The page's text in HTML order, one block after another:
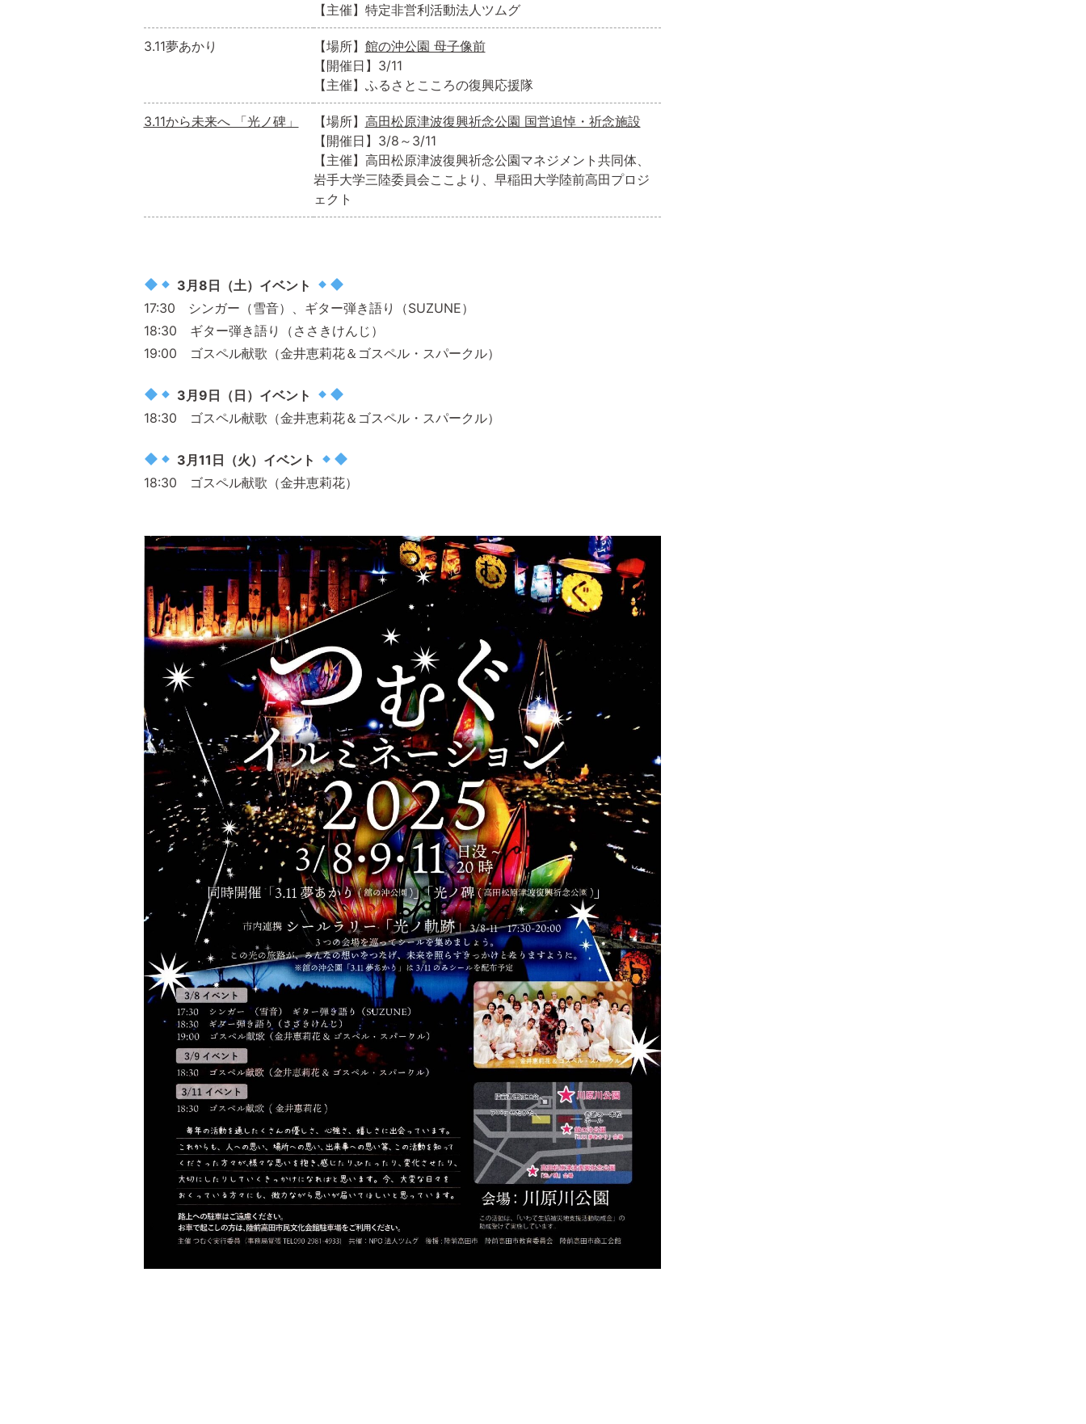
【主催】特定非営利活動法人ツムグ
3.11夢あかり 【場所】 館の沖公園 母子像前
【開催日】3/11
【主催】ふるさとこころの復興応援隊
3.11から未来へ 「光ノ碑」 【場所】 高田松原津波復興祈念公園 国営追悼・祈念施設
【開催日】3/8～3/11
【主催】高田松原津波復興祈念公園マネジメント共同体、
岩手大学三陸委員会ここより、早稲田大学陸前高田プロジ
ェクト
3月8日（土）イベント
17:30 シンガー（雪音）、ギター弾き語り（SUZUNE）
18:30 ギター弾き語り（ささきけんじ）
19:00 ゴスペル献歌（金井恵莉花＆ゴスペル・スパークル）
3月9日（日）イベント
18:30 ゴスペル献歌（金井恵莉花＆ゴスペル・スパークル）
3月11日（火）イベント
18:30 ゴスペル献歌（金井恵莉花）